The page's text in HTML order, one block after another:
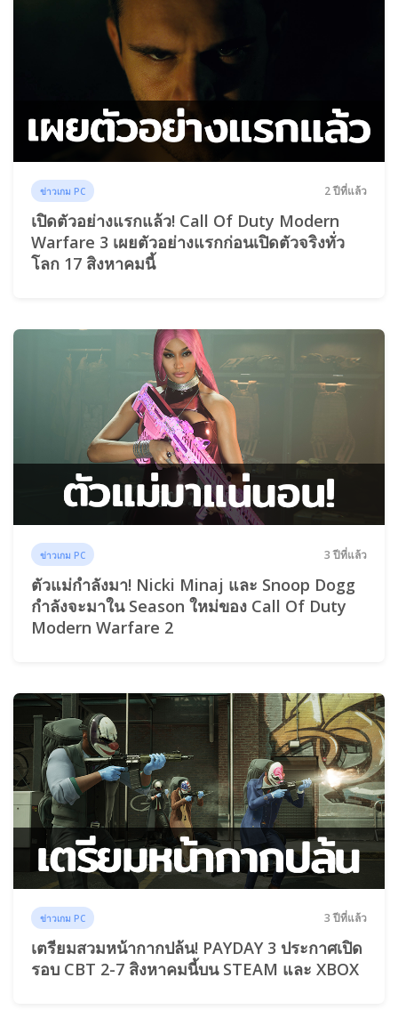
ข่าวเกม PC 2 ปีที่แล้ว
เปิดตัวอย่างแรกแล้ว! Call Of Duty Modern
Warfare 3 เผยตัวอย่างแรกก่อนเปิดตัวจริงทั่ว
โลก 17 สิงหาคมนี้
ข่าวเกม PC 3 ปีที่แล้ว
ตัวแม่กำลังมา! Nicki Minaj และ Snoop Dogg
กำลังจะมาใน Season ใหม่ของ Call Of Duty
Modern Warfare 2
ข่าวเกม PC 3 ปีที่แล้ว
เตรียมสวมหน้ากากปล้น! PAYDAY 3 ประกาศเปิด
รอบ CBT 2-7 สิงหาคมนี้บน STEAM และ XBOX